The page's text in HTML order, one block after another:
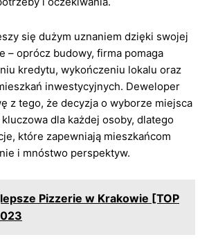
się dużym uznaniem dzięki swojej
– oprócz budowy, firma pomaga
kredytu, wykończeniu lokalu oraz
inwestycyjnych. Deweloper
z tego, że decyzja o wyborze miejsca
dla każdej osoby, dlatego
które zapewniają mieszkańcom
i mnóstwo perspektyw.
Pizzerie w Krakowie [TOP